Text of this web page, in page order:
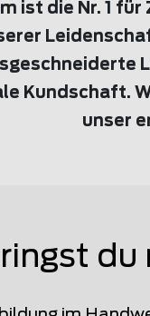
ist die Nr. 1
Kundschaft.
unser
du